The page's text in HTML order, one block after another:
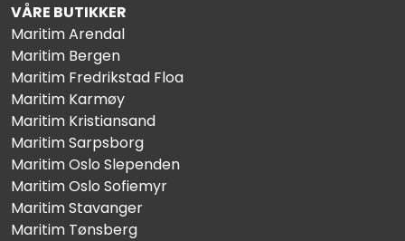
VÅRE BUTIKKER
Maritim Arendal
Maritim Bergen
Maritim Fredrikstad Floa
Maritim Karmøy
Maritim Kristiansand
Maritim Sarpsborg
Maritim Oslo Slependen
Maritim Oslo Sofiemyr
Maritim Stavanger
Maritim Tønsberg